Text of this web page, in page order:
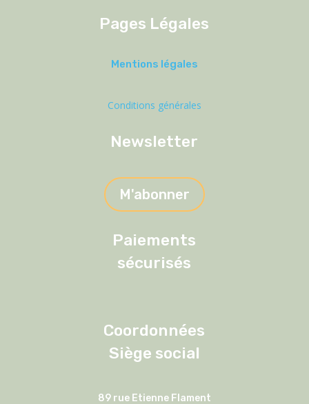
Pages Légales
Mentions légales
Conditions générales
Newsletter
M'abonner
Paiements
sécurisés
Coordonnées
Siège social
89 rue Etienne Flament